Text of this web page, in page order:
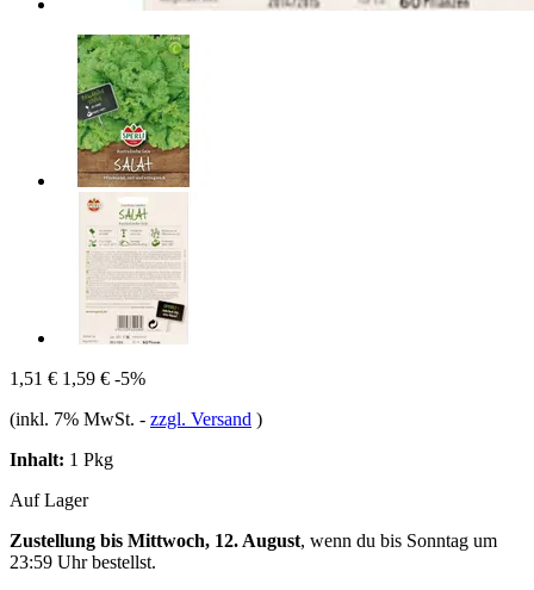
1,51 € 1,59 € -5%
(inkl. 7% MwSt. - zzgl. Versand )
Inhalt: 1 Pkg
Auf Lager
Zustellung bis Mittwoch, 12. August, wenn du bis Sonntag um
23:59 Uhrbestellst.